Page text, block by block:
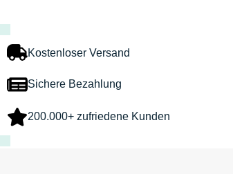
Kostenloser Versand
Sichere Bezahlung
200.000+ zufriedene Kunden